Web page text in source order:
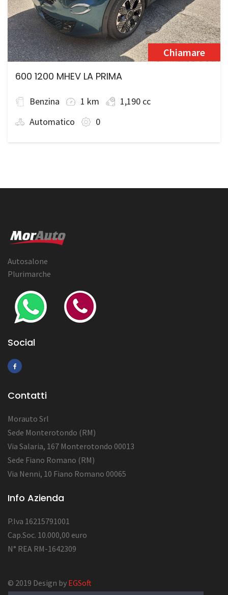
Chiamare
600 1200 MHEV LA PRIMA
Benzina 1 km
1,190 cc
Automatico
0
Autosalone
Plurimarche
Social
Contatti
Morauto Srl
Sede Monterotondo (RM)
Via Salaria, 167 Monterotondo 00013
Sede Fiano Romano (RM)
Via Nenni, 10 Fiano Romano 00065
Info Azienda
P.Iva 16215791001
Cap.Soc. 10.000,00 euro
N° REA RM-1642309
© 2019 Design by EGSoft